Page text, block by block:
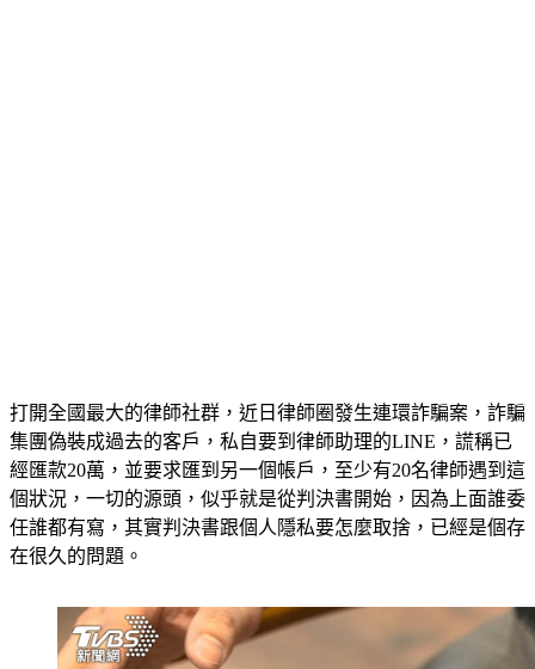
打開全國最大的律師社群，近日律師圈發生連環詐騙案，詐騙
集團偽裝成過去的客戶，私自要到律師助理的LINE，謊稱已
經匯款20萬，並要求匯到另一個帳戶，至少有20名律師遇到這
個狀況，一切的源頭，似乎就是從判決書開始，因為上面誰委
任誰都有寫，其實判決書跟個人隱私要怎麼取捨，已經是個存